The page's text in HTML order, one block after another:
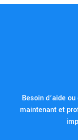
Besoin d’aide
maintenant et